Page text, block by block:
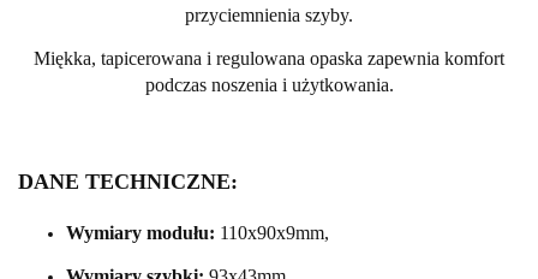
przyciemnienia szyby.
Miękka, tapicerowana i regulowana opaska zapewnia komfort
podczas noszenia i użytkowania.
DANE TECHNICZNE:
Wymiary modułu: 110x90x9mm,